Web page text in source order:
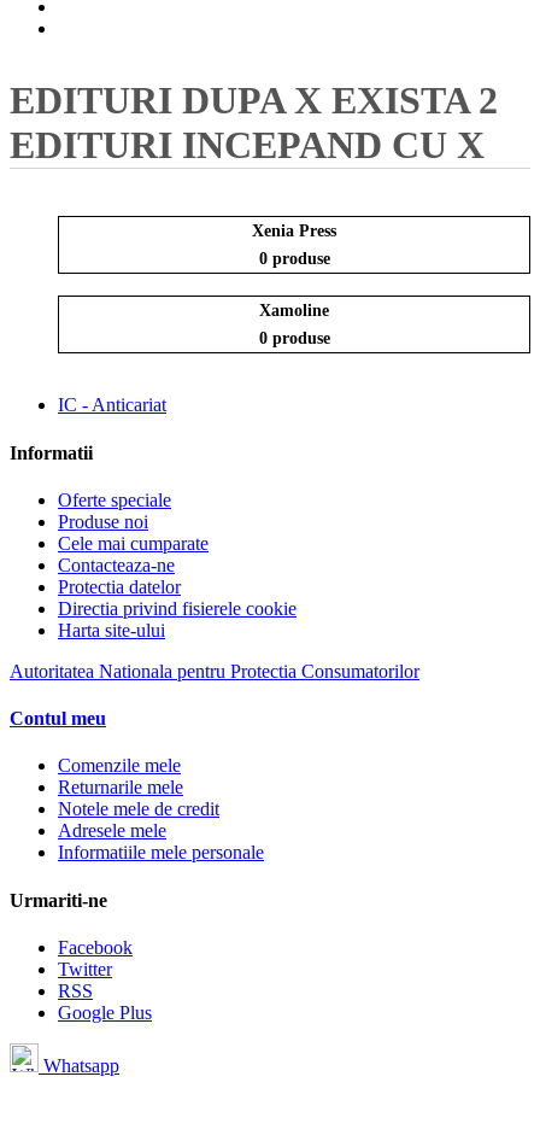
EDITURI DUPA X EXISTA 2
EDITURI INCEPAND CU X
Xenia Press
0 produse
Xamoline
0 produse
IC - Anticariat
Informatii
Oferte speciale
Produse noi
Cele mai cumparate
Contacteaza-ne
Protectia datelor
Directia privind fisierele cookie
Harta site-ului
Autoritatea Nationala pentru Protectia Consumatorilor
Contul meu
Comenzile mele
Returnarile mele
Notele mele de credit
Adresele mele
Informatiile mele personale
Urmariti-ne
Facebook
Twitter
RSS
Google Plus
Whatsapp